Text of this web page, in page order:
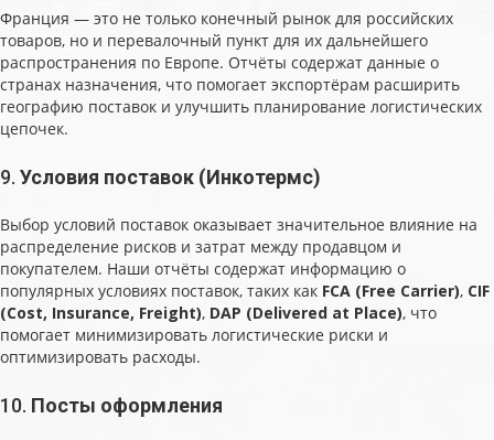
Франция — это не только конечный рынок для российских
товаров, но и перевалочный пункт для их дальнейшего
распространения по Европе. Отчёты содержат данные о
странах назначения, что помогает экспортёрам расширить
географию поставок и улучшить планирование логистических
цепочек.
9. Условия поставок (Инкотермс)
Выбор условий поставок оказывает значительное влияние на
распределение рисков и затрат между продавцом и
покупателем. Наши отчёты содержат информацию о
популярных условиях поставок, таких как FCA (Free Carrier), CIF
(Cost, Insurance, Freight), DAP (Delivered at Place), что
помогает минимизировать логистические риски и
оптимизировать расходы.
10. Посты оформления